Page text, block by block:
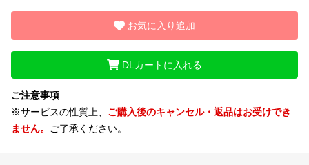
お気に入り追加
DLカートに入れる
ご注意事項
※サービスの性質上、 ご購入後のキャンセル・返品はお受けでき
ません。 ご了承ください。